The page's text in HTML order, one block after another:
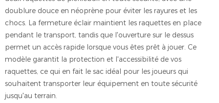
doublure douce en néoprène pour éviter les rayures et les
chocs. La fermeture éclair maintient les raquettes en place
pendant le transport, tandis que l'ouverture sur le dessus
permet un accès rapide lorsque vous êtes prêt à jouer. Ce
modèle garantit la protection et l'accessibilité de vos
raquettes, ce qui en fait le sac idéal pour les joueurs qui
souhaitent transporter leur équipement en toute sécurité
jusqu'au terrain.